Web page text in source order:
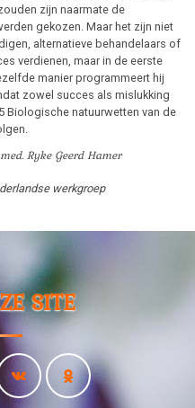
zijn naarmate de
gekozen. Maar het zijn niet
alternatieve behandelaars of
verdienen, maar in de eerste
manier programmeert hij
zowel succes als mislukking
Biologische natuurwetten van de
Ryke Geerd Hamer
werkgroep
SITE